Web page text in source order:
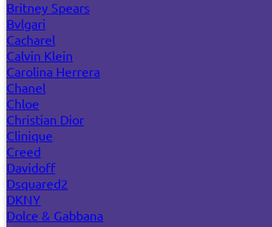
Britney Spears
Bvlgari
Cacharel
Calvin Klein
Carolina Herrera
Chanel
Chloe
Christian Dior
Clinique
Creed
Davidoff
Dsquared2
DKNY
Dolce & Gabbana